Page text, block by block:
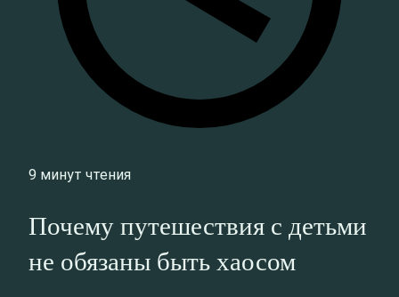
9 минут чтения
Почему путешествия с детьми
не обязаны быть хаосом